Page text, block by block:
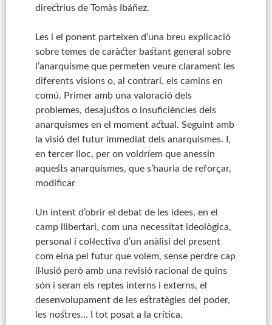
directrius de Tomàs Ibáñez.
Les i el ponent parteixen d’una breu explicació
sobre temes de caràcter bastant general sobre
l’anarquisme que permeten veure clarament les
diferents visions o, al contrari, els camins en
comú. Primer amb una valoració dels
problemes, desajustos o insuficiències dels
anarquismes en el moment actual. Seguint amb
la visió del futur immediat dels anarquismes. I,
en tercer lloc, per on voldríem que anessin
aquests anarquismes, que s’hauria de reforçar,
modificar
Un intent d’obrir el debat de les idees, en el
camp llibertari, com una necessitat ideològica,
personal i col·lectiva d’un anàlisi del present
com eina pel futur que volem, sense perdre cap
il·lusió però amb una revisió racional de quins
són i seran els reptes interns i externs, el
desenvolupament de les estratègies del poder,
les nostres… I tot posat a la crítica.